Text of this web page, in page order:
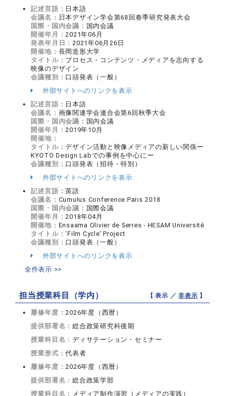
記述言語： 日本語
会議名： 日本デザイン学会第68回春季研究発表大会
国際・国内会議： 国内会議
開催年月：2021年06月
発表年月日：2021年06月26日
開催地： 長岡造形大学
タイトル： プロセス・コンテンツ・メディアを志向する
映像のデザイン
会議種別： 口頭発表（一般）
外部サイトへのリンクを表示
記述言語： 日本語
会議名： 画像関連学会連合会第6回秋季大会
国際・国内会議： 国内会議
開催年月：2019年10月
開催地：
タイトル：デザイン活動と映像メディアの新しい関係ー
KYOTO Design Labでの事例を中心にー
会議種別： 口頭発表（招待・特別）
外部サイトへのリンクを表示
記述言語：英語
会議名： Cumulus Conference Paris 2018
国際・国内会議： 国際会議
開催年月：2018年04月
開催地： Ensaama Olivier de Serres - HESAM Université
タイトル：‘Film Cycle’ Project
会議種別： 口頭発表（一般）
外部サイトへのリンクを表示
全件表示 >>
担当授業科目（学内） 【 表示 ／非表示 】
履修年度：2026年度（西暦）
提供部署名：総合政策研究科後期
授業科目名：ディサテーション・セミナー
授業形式：代表者
履修年度：2026年度（西暦）
提供部署名：総合政策学部
授業科目名： メディア制作演習（メディアの実践）